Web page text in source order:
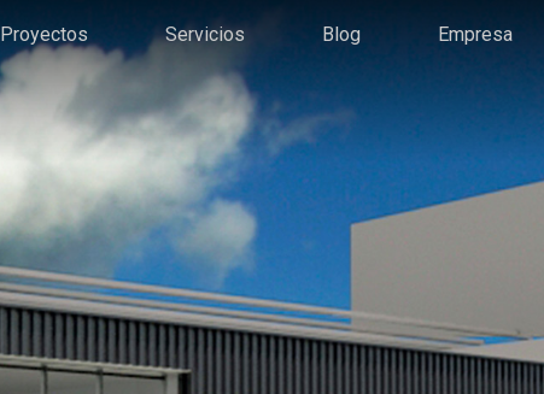
Proyectos Servicios Blog Empresa